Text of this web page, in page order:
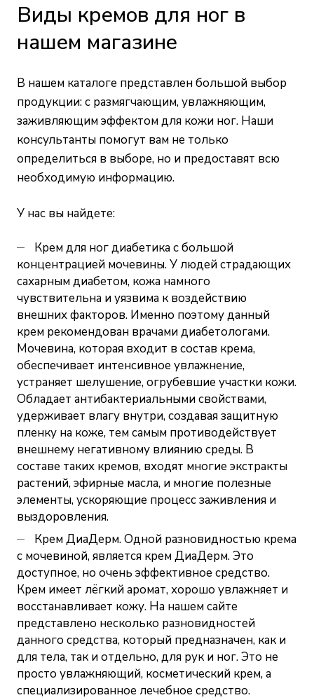
Виды кремов для ног в
нашем магазине
В нашем каталоге представлен большой выбор
продукции: с размягчающим, увлажняющим,
заживляющим эффектом для кожи ног. Наши
консультанты помогут вам не только
определиться в выборе, но и предоставят всю
необходимую информацию.
У нас вы найдете:
Крем для ног диабетика с большой
концентрацией мочевины. У людей страдающих
сахарным диабетом, кожа намного
чувствительна и уязвима к воздействию
внешних факторов. Именно поэтому данный
крем рекомендован врачами диабетологами.
Мочевина, которая входит в состав крема,
обеспечивает интенсивное увлажнение,
устраняет шелушение, огрубевшие участки кожи.
Обладает антибактериальными свойствами,
удерживает влагу внутри, создавая защитную
пленку на коже, тем самым противодействует
внешнему негативному влиянию среды. В
составе таких кремов, входят многие экстракты
растений, эфирные масла, и многие полезные
элементы, ускоряющие процесс заживления и
выздоровления.
Крем ДиаДерм. Одной разновидностью крема
с мочевиной, является крем ДиаДерм. Это
доступное, но очень эффективное средство.
Крем имеет лёгкий аромат, хорошо увлажняет и
восстанавливает кожу. На нашем сайте
представлено несколько разновидностей
данного средства, который предназначен, как и
для тела, так и отдельно, для рук и ног. Это не
просто увлажняющий, косметический крем, а
специализированное лечебное средство.